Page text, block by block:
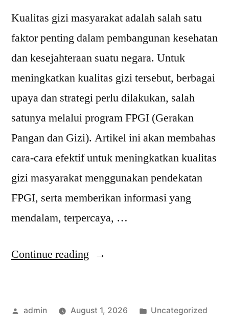
Kualitas gizi masyarakat adalah salah satu
faktor penting dalam pembangunan kesehatan
dan kesejahteraan suatu negara. Untuk
meningkatkan kualitas gizi tersebut, berbagai
upaya dan strategi perlu dilakukan, salah
satunya melalui program FPGI (Gerakan
Pangan dan Gizi). Artikel ini akan membahas
cara-cara efektif untuk meningkatkan kualitas
gizi masyarakat menggunakan pendekatan
FPGI, serta memberikan informasi yang
mendalam, terpercaya, …
Continue reading “Cara
Gizi
Posted
admin August 1, 2026
Posted
Uncategorized